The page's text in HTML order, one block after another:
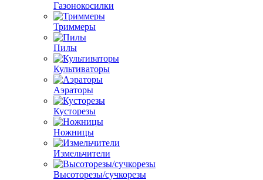
Газонокосилки
Триммеры
Пилы
Культиваторы
Аэраторы
Кусторезы
Ножницы
Измельчители
Высоторезы/сучкорезы